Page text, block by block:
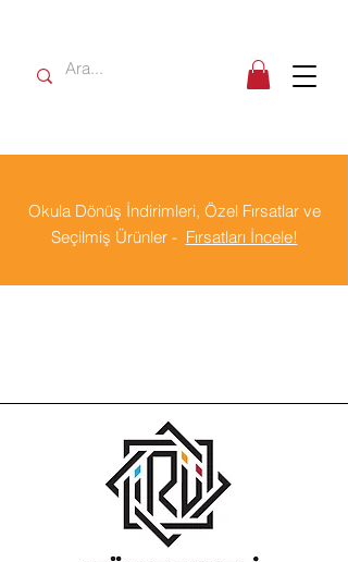
Okula Dönüş İndirimleri, Özel Fırsatlar ve
Seçilmiş Ürünler - Fırsatları İncele!